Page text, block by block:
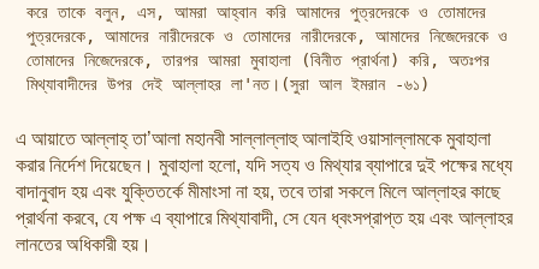
করে তাকে বলুন, এস, আমরা আহ্বান করি আমাদের পুত্রদেরকে ও তোমাদের
পুত্রদেরকে, আমাদের নারীদেরকে ও তোমাদের নারীদেরকে, আমাদের নিজেদেরকে ও
তোমাদের নিজেদেরকে, তারপর আমরা মুবাহালা (বিনীত প্রার্থনা) করি, অতঃপর
মিথ্যাবাদীদের উপর দেই আল্লাহর লা'নত।(সুরা আল ইমরান -৬১)
এ আয়াতে আল্লাহ্ তা’আলা মহানবী সাল্লাল্লাহু আলাইহি ওয়াসাল্লামকে মুবাহালা
করার নির্দেশ দিয়েছেন। মুবাহালা হলো, যদি সত্য ও মিথ্যার ব্যাপারে দুই পক্ষের মধ্যে
বাদানুবাদ হয় এবং যুক্তিতর্কে মীমাংসা না হয়, তবে তারা সকলে মিলে আল্লাহর কাছে
প্রার্থনা করবে, যে পক্ষ এ ব্যাপারে মিথ্যাবাদী, সে যেন ধ্বংসপ্রাপ্ত হয় এবং আল্লাহর
লানতের অধিকারী হয়।